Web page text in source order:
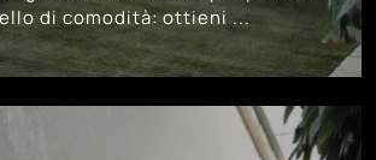
di comodità: ottieni ...